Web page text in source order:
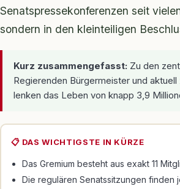
Senatspressekonferenzen seit
sondern in den kleinteiligen
Kurz zusammengefasst: Zu den
Regierenden Bürgermeister und
lenken das Leben von knapp 3,9
📋 DAS WICHTIGSTE IN KÜRZE
Das Gremium besteht aus exakt 11
Die regulären Senatssitzungen finden